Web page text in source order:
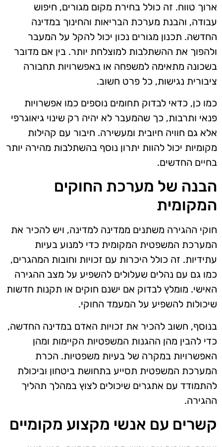
ארוך טווח. זה כולל בחירת מקום מגורים, חיפוש
עבודה, והבנת מערכת הבריאות והחינוך במדינה
החדשה. תכנון מגורים נכון יכול להקל על המעבר
ולהפוך את ההשתלבות למוצלחת יותר. בין אם מדובר
בשכונה מתאימה למשפחה או באפשרויות תחבורה
ציבורית נגישות, כל פרט חשוב.
כמו כן, כדאי לבדוק תחומים נוספים כמו אפשרויות
פנאי ותרבות, כך שהמעבר לא יהיה רק שינוי גיאוגרפי
אלא גם חוויה חיובית ומעשירה. חיבור עם קהילות
מקומיות יכול להוות יתרון נוסף בהשתלבות מהירה יותר
בחיים החדשים.
הבנה של מערכת החוקים
המקומית
חוקי ההגירה משתנים ממדינה למדינה, ויש להכיר את
המערכת המשפטית המקומית כדי למנוע בעיות
עתידיות. זה כולל היכרות עם זכויות וחובות המהגרים,
כמו גם עם נהלים שעלולים להשפיע על מצב ההגירה
האישי. מומלץ לבדוק אם ישנם חוקים או תקנות חדשות
שיכולות להשפיע על המעמד החוקי.
בנוסף, חשוב להכיר את זכויות האדם במדינה החדשה,
כדי להבין מהן ההגנות המשפטיות הקיימות ומהן
האפשרויות במקרה של בעיות משפטיות. הכרת
המערכת המשפטית תסייע בתחושת ביטחון וביכולת
להתמודד עם אתגרים שיכולים לצוץ במהלך תהליך
ההגירה.
קשרים עם אנשי מקצוע מקומיים